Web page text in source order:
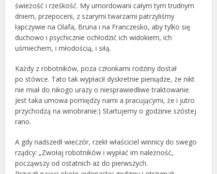
świeżość i rześkość. My umordowani całym tym trudnym
dniem, przepoceni, z szarymi twarzami patrzyliśmy
łapczywie na Olafa, Bruna i na Franczesko, aby tylko się
duchowo i psychicznie ochłodzić ich widokiem, ich
uśmiechem, i młodością, i siłą.
Każdy z robotników, poza członkami rodziny dostał
po stówce. Tato tak wypłacił dyskretnie pieniądze, że nikt
nie miał do nikogo urazy o niesprawiedliwe traktowanie.
Jest taka umowa pomiędzy nami a pracującymi, że i jutro
przychodzą na winobranie:) Startujemy o godzinie szóstej
rano.
A gdy nadszedł wieczór, rzekł właściciel winnicy do swego
rządcy: „Zwołaj robotników i wypłać im należność,
począwszy od ostatnich aż do pierwszych.